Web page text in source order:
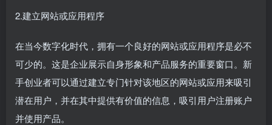
2.建立网站或应用程序
在当今数字化时代，拥有一个良好的网站或应用程序是必不
可少的。这是企业展示自身形象和产品服务的重要窗口。新
手创业者可以通过建立专门针对该地区的网站或应用来吸引
潜在用户，并在其中提供有价值的信息，吸引用户注册账户
并使用产品。